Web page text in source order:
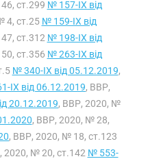
ст.299 № 157-IX від
4, ст.25 № 159-IX від
ст.312 № 198-IX від
ст.356 № 263-IX від
№ 340-IX від 05.12.2019,
IX від 06.12.2019, ВВР,
20.12.2019, ВВР, 2020, №
, ВВР, 2020, № 28,
, ВВР, 2020, № 18, ст.123
2020, № 20, ст.142 № 553-